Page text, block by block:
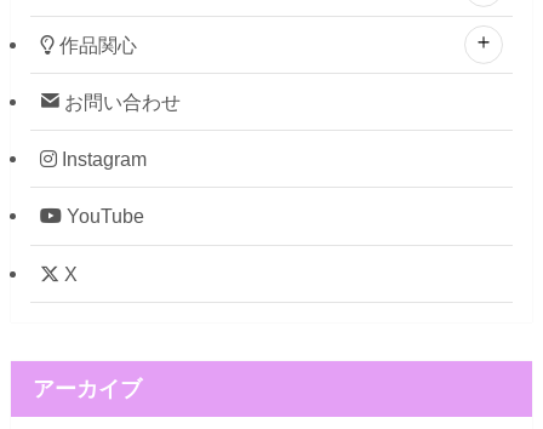
作品関心
お問い合わせ
Instagram
YouTube
X
アーカイブ